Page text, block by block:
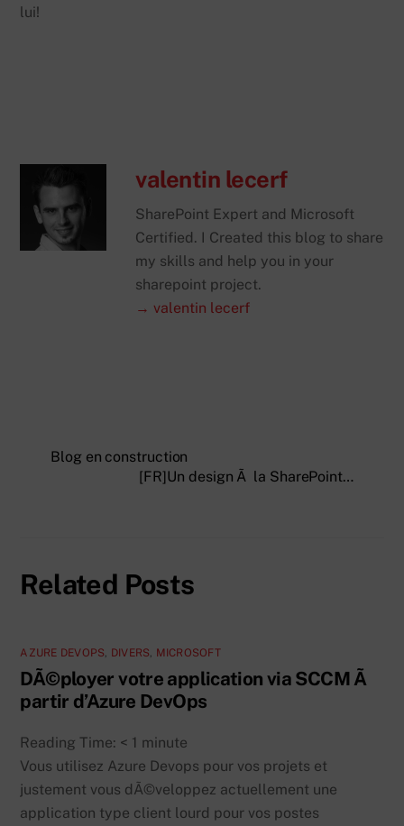
lui!
valentin lecerf
SharePoint Expert and Microsoft
Certified. I Created this blog to share
my skills and help you in your
sharepoint project.
→ valentin lecerf
Blog en construction
[FR]Un design Ã la SharePoint…
Related Posts
AZURE DEVOPS DIVERS MICROSOFT
DÃ©ployer votre application via SCCM Ã
partir d’Azure DevOps
Reading Time: < 1 minute
Vous utilisez Azure Devops pour vos projets et
justement vous dÃ©veloppez actuellement une
application type client lourd pour vos postes